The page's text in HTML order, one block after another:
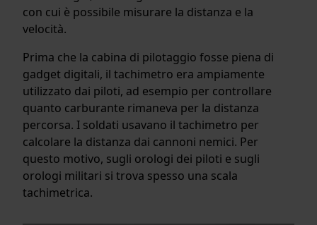
con cui è possibile misurare la distanza e la
velocità.
Prima che la cabina di pilotaggio fosse piena di
gadget digitali, il tachimetro era ampiamente
utilizzato dai piloti, ad esempio per controllare
quanto carburante rimaneva per la distanza
percorsa. I soldati usavano il tachimetro per
calcolare la distanza dai cannoni nemici. Per
questo motivo, sugli orologi dei piloti e sugli
orologi militari si trova spesso una scala
tachimetrica.